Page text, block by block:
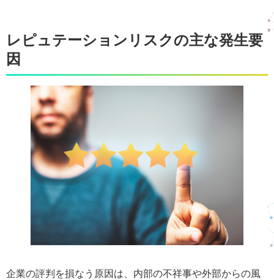
レピュテーションリスクの主な発生要
因
企業の評判を損なう原因は、内部の不祥事や外部からの風